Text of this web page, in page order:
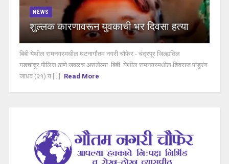
NEWS
शुल्लक कारणावरून युवकाची भर दिवसा हत्या
बिबी येथील रामनगरमधील घटनागौतम नगरी चौफेर - चंद्रपूर जिल्ह्यतिल
गडचांदूर पोलिस ठाणे जवळच असलेल्या बिबी येथील रामनगरमधील शिवराज पांडुरंग
जाधव (२१) य [...]
Read More